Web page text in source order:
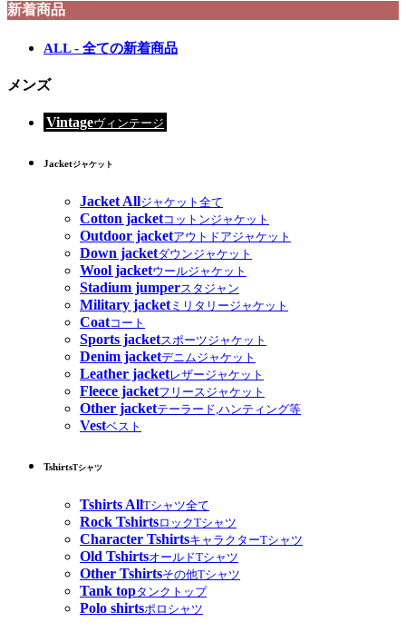
新着商品
ALL - 全ての新着商品
メンズ
Vintageヴィンテージ
Jacketジャケット
Jacket Allジャケット全て
Cotton jacketコットンジャケット
Outdoor jacketアウトドアジャケット
Down jacketダウンジャケット
Wool jacketウールジャケット
Stadium jumperスタジャン
Military jacketミリタリージャケット
Coatコート
Sports jacketスポーツジャケット
Denim jacketデニムジャケット
Leather jacketレザージャケット
Fleece jacketフリースジャケット
Other jacketテーラード,ハンティング等
Vestベスト
TshirtsTシャツ
Tshirts AllTシャツ全て
Rock TshirtsロックTシャツ
Character TshirtsキャラクターTシャツ
Old TshirtsオールドTシャツ
Other Tshirtsその他Tシャツ
Tank topタンクトップ
Polo shirtsポロシャツ